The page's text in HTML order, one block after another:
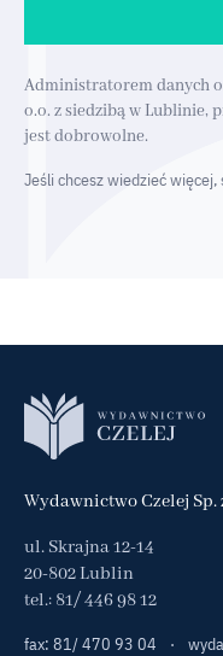
Administratorem danych
o.o. z siedzibą w Lublinie,
jest dobrowolne.
Jeśli chcesz wiedzieć więcej,
Wydawnictwo Czelej Sp.
ul. Skrajna 12-14
20-802 Lublin
tel.: 81/ 446 98 12
fax: 81/ 470 93 04
·